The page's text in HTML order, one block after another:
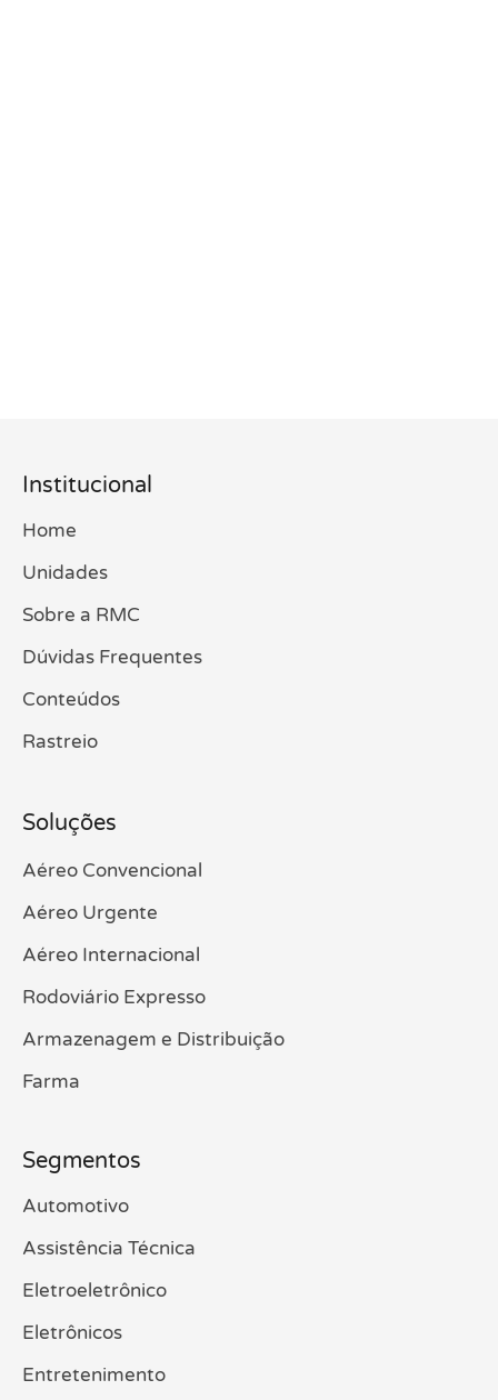
Institucional
Home
Unidades
Sobre a RMC
Dúvidas Frequentes
Conteúdos
Rastreio
Soluções
Aéreo Convencional
Aéreo Urgente
Aéreo Internacional
Rodoviário Expresso
Armazenagem e Distribuição
Farma
Segmentos
Automotivo
Assistência Técnica
Eletroeletrônico
Eletrônicos
Entretenimento